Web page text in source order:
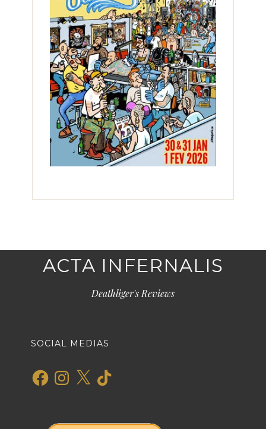
ACTA INFERNALIS
Deathliger's Reviews
SOCIAL MEDIAS
FacebookInstagram
X TikTok